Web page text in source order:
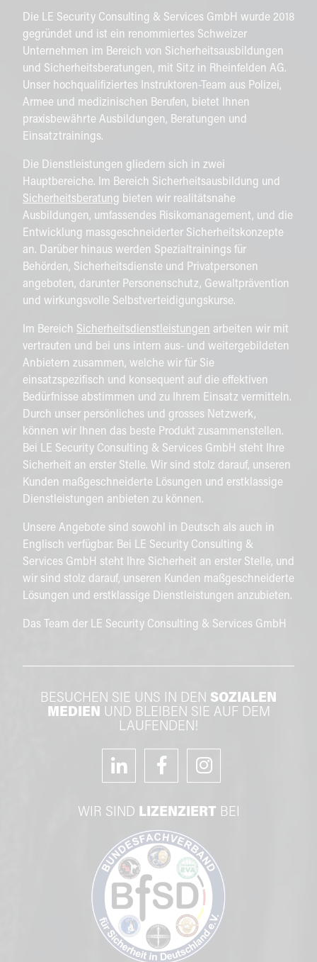
Die LE Security Consulting & Services GmbH wurde 2018
gegründet und ist ein renommiertes Schweizer
Unternehmen im Bereich von Sicherheitsausbildungen
und Sicherheitsberatungen, mit Sitz in Rheinfelden AG.
Unser hochqualifiziertes Instruktoren-Team aus Polizei,
Armee und medizinischen Berufen, bietet Ihnen
praxisbewährte Ausbildungen, Beratungen und
Einsatztrainings.
Die Dienstleistungen gliedern sich in zwei
Hauptbereiche. Im Bereich Sicherheitsausbildung und
Sicherheitsberatung bieten wir realitätsnahe
Ausbildungen, umfassendes Risikomanagement, und die
Entwicklung massgeschneiderter Sicherheitskonzepte
an. Darüber hinaus werden Spezialtrainings für
Behörden, Sicherheitsdienste und Privatpersonen
angeboten, darunter Personenschutz, Gewaltprävention
und wirkungsvolle Selbstverteidigungskurse.
Im Bereich Sicherheitsdienstleistungen arbeiten wir mit
vertrauten und bei uns intern aus- und weitergebildeten
Anbietern zusammen, welche wir für Sie
einsatzspezifisch und konsequent auf die effektiven
Bedürfnisse abstimmen und zu Ihrem Einsatz vermitteln.
Durch unser persönliches und grosses Netzwerk,
können wir Ihnen das beste Produkt zusammenstellen.
Bei LE Security Consulting & Services GmbH steht Ihre
Sicherheit an erster Stelle. Wir sind stolz darauf, unseren
Kunden maßgeschneiderte Lösungen und erstklassige
Dienstleistungen anbieten zu können.
Unsere Angebote sind sowohl in Deutsch als auch in
Englisch verfügbar. Bei LE Security Consulting &
Services GmbH steht Ihre Sicherheit an erster Stelle, und
wir sind stolz darauf, unseren Kunden maßgeschneiderte
Lösungen und erstklassige Dienstleistungen anzubieten.
Das Team der LE Security Consulting & Services GmbH
BESUCHEN SIE UNS IN DEN SOZIALEN
MEDIEN UND BLEIBEN SIE AUF DEM
LAUFENDEN!
WIR SIND LIZENZIERT BEI